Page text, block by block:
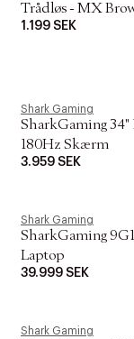
Trådløs - MX
Tastatur
1.199 SEK
Shark Gaming
SharkGaming 34"
180Hz Skærm
3.959 SEK
Shark Gaming
SharkGaming
Laptop
39.999 SEK
Shark Gaming